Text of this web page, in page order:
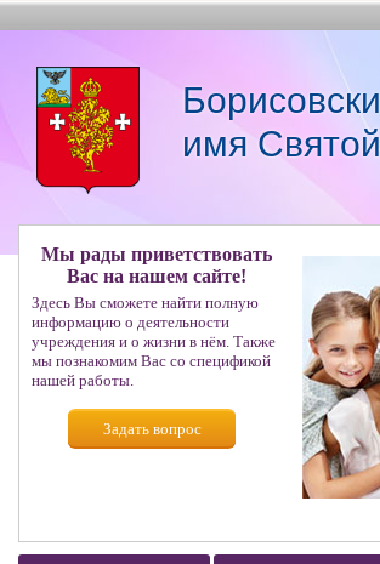
имя
Мы рады приветствовать
Вас на нашем сайте!
Здесь Вы сможете найти полную
информацию о деятельности
учреждения и о жизни в нём. Также
мы познакомим Вас со спецификой
нашей работы.
Задать вопрос